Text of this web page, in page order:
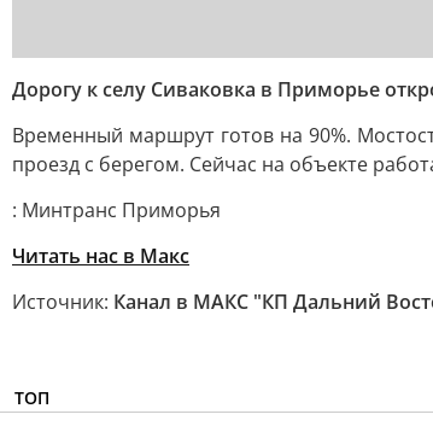
Дорогу к селу Сиваковка в Приморье
Временный маршрут готов на 90%.
проезд с берегом. Сейчас на объекте
: Минтранс Приморья
Читать нас в Макс
Источник: Канал в МАКС "КП Дальний
ТОП